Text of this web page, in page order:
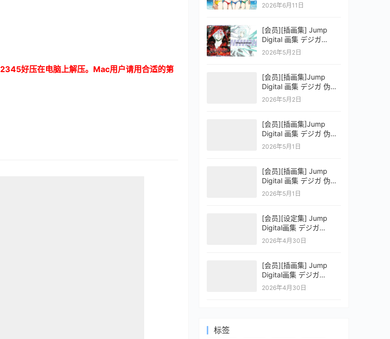
2345好压在电脑上解压。 Mac用户请用合适的第
OFFICIAL VISUAL
2026年6月11日
[会员][插画集] Jump
Digital 画集 デジガ
D.Gray-man
2026年5月2日
[会员][插画集]Jump
Digital 画集 デジガ 伪恋
ニセコイ 3
2026年5月2日
[会员][插画集]Jump
Digital 画集 デジガ 伪恋
ニセコイ 2
2026年5月1日
[会员][插画集] Jump
Digital 画集 デジガ 伪恋
ニセコイ 1
2026年5月1日
[会员][设定集] Jump
Digital画集 デジガ
CLAYMORE 2
2026年4月30日
[会员][插画集] Jump
Digital画集 デジガ
CLAYMORE 1
2026年4月30日
标签